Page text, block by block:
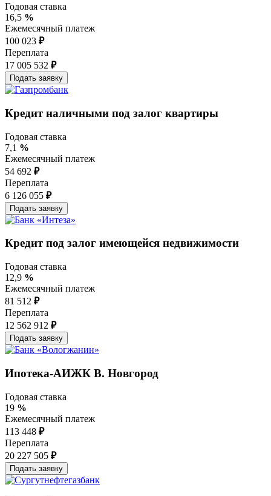
Годовая ставка
16,5 %
Ежемесячный платеж
100 023 ₽
Переплата
17 005 532 ₽
Кредит наличными под залог квартиры
Годовая ставка
7,1 %
Ежемесячный платеж
54 692 ₽
Переплата
6 126 055 ₽
Кредит под залог имеющейся недвижимости
Годовая ставка
12,9 %
Ежемесячный платеж
81 512 ₽
Переплата
12 562 912 ₽
Ипотека-АИЖК В. Новгород
Годовая ставка
19 %
Ежемесячный платеж
113 448 ₽
Переплата
20 227 505 ₽